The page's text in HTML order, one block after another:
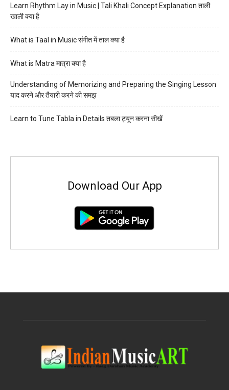
Learn Rhythm Lay in Music | Tali Khali Concept Explanation ताली
खाली क्या है
What is Taal in Music संगीत में ताल क्या है
What is Matra मात्रा क्या है
Understanding of Memorizing and Preparing the Singing Lesson
याद करने और तैयारी करने की समझ
Learn to Tune Tabla in Details तबला ट्यून करना सीखें
Download Our App